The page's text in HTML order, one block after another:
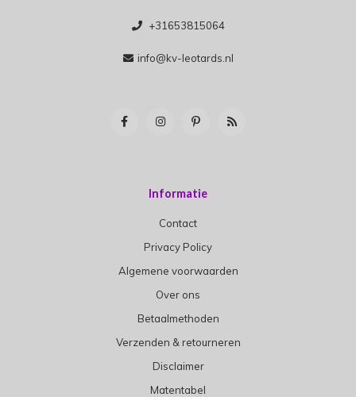
+31653815064
info@kv-leotards.nl
Informatie
Contact
Privacy Policy
Algemene voorwaarden
Over ons
Betaalmethoden
Verzenden & retourneren
Disclaimer
Matentabel